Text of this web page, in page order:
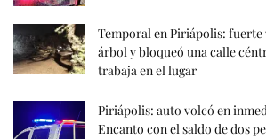
Temporal en Piriápolis:
árbol y bloqueó una calle
trabaja en el lugar
Piriápolis: auto volcó en
Encanto con el saldo de dos